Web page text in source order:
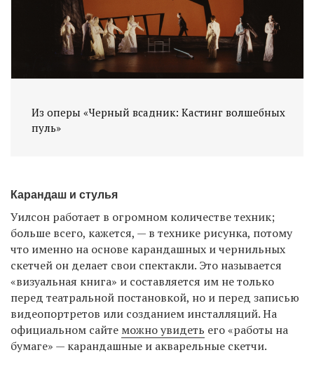
Из оперы «Черный всадник: Кастинг волшебных
пуль»
Карандаш и стулья
Уилсон работает в огромном количестве техник;
больше всего, кажется, — в технике рисунка, потому
что именно на основе карандашных и чернильных
скетчей он делает свои спектакли. Это называется
«визуальная книга» и составляется им не только
перед театральной постановкой, но и перед записью
видеопортретов или созданием инсталляций. На
официальном сайте можно увидеть его «работы на
бумаге» — карандашные и акварельные скетчи.